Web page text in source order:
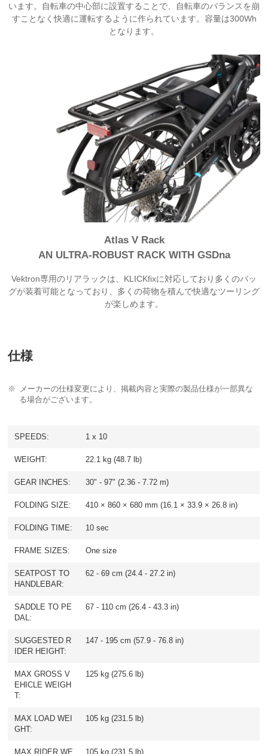
います。自転車の中心部に設置することで、自転車のバランスを崩
すことなく快適に運転するように作られています。容量は300Wh
となります。
Atlas V Rack
AN ULTRA-ROBUST RACK WITH GSDna
Vektron専用のリアラックは、KLICKfixに対応しており多くのバッ
グが装着可能となっており、多くの荷物を積んで快適なツーリング
が楽しめます。
仕様
メーカーの仕様変更により、掲載内容と実際の製品仕様が一部異な
る場合がございます。
SPEEDS: 1 x 10
WEIGHT: 22.1 kg (48.7 lb)
GEAR INCHES: 30" - 97" (2.36 - 7.72 m)
FOLDING SIZE: 410 × 860 × 680 mm (16.1 × 33.9 × 26.8 in)
FOLDING TIME: 10 sec
FRAME SIZES: One size
SEATPOST TO
HANDLEBAR:
62 - 69 cm (24.4 - 27.2 in)
SADDLE TO PE
DAL:
67 - 110 cm (26.4 - 43.3 in)
SUGGESTED R
IDER HEIGHT:
147 - 195 cm (57.9 - 76.8 in)
MAX GROSS V
EHICLE WEIGH
T:
125 kg (275.6 lb)
MAX LOAD WEI
GHT:
105 kg (231.5 lb)
MAX RIDER WE 105 kg (231.5 lb)